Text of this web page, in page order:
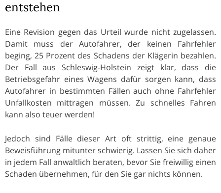
entstehen
Eine Revision gegen das Urteil wurde nicht zugelassen.
Damit muss der Autofahrer, der keinen Fahrfehler
beging, 25 Prozent des Schadens der Klägerin bezahlen.
Der Fall aus Schleswig-Holstein zeigt klar, dass die
Betriebsgefahr eines Wagens dafür sorgen kann, dass
Autofahrer in bestimmten Fällen auch ohne Fahrfehler
Unfallkosten mittragen müssen. Zu schnelles Fahren
kann also teuer werden!
Jedoch sind Fälle dieser Art oft strittig, eine genaue
Beweisführung mitunter schwierig. Lassen Sie sich daher
in jedem Fall anwaltlich beraten, bevor Sie freiwillig einen
Schaden übernehmen, für den Sie gar nichts können.